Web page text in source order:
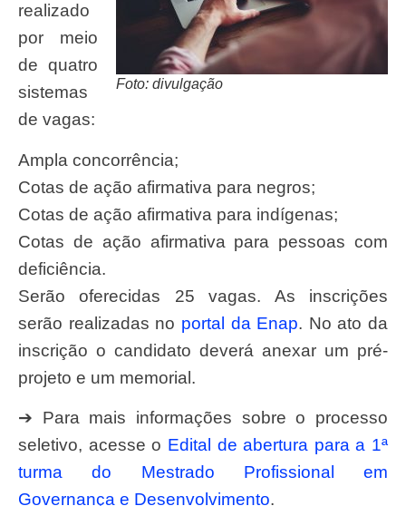
Foto: divulgação
realizado
por meio
de quatro
sistemas
de vagas:
Ampla concorrência;
Cotas de ação afirmativa para negros;
Cotas de ação afirmativa para indígenas;
Cotas de ação afirmativa para pessoas com
deficiência.
Serão oferecidas 25 vagas. As inscrições
serão realizadas no portal da Enap. No ato da
inscrição o candidato deverá anexar um pré-
projeto e um memorial.
➔ Para mais informações sobre o processo
seletivo, acesse o Edital de abertura para a 1ª
turma do Mestrado Profissional em
Governança e Desenvolvimento.